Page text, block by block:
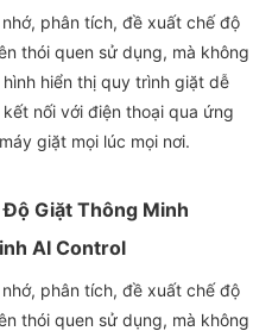
phân tích, đề xuất chế độ
thói quen sử dụng, mà không
hiển thị quy trình giặt dễ
nối với điện thoại qua ứng
giặt mọi lúc mọi nơi.
Giặt Thông Minh
AI Control
phân tích, đề xuất chế độ
thói quen sử dụng, mà không